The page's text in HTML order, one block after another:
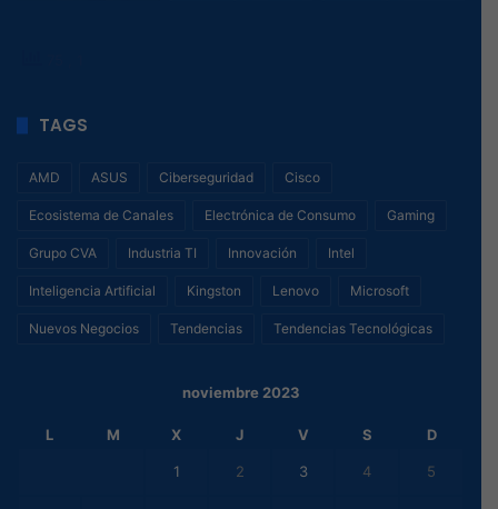
TAGS
AMD ASUS Ciberseguridad Cisco
Ecosistema de Canales Electrónica de Consumo Gaming
Grupo CVA Industria TI Innovación Intel
Inteligencia Artificial Kingston Lenovo Microsoft
Nuevos Negocios Tendencias Tendencias Tecnológicas
noviembre 2023
L M X J V S D
1 2 3 4 5